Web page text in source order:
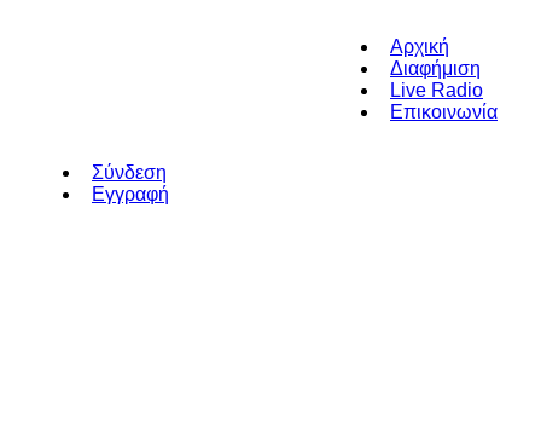
Αρχική
Διαφήμιση
Live Radio
Επικοινωνία
Σύνδεση
Εγγραφή